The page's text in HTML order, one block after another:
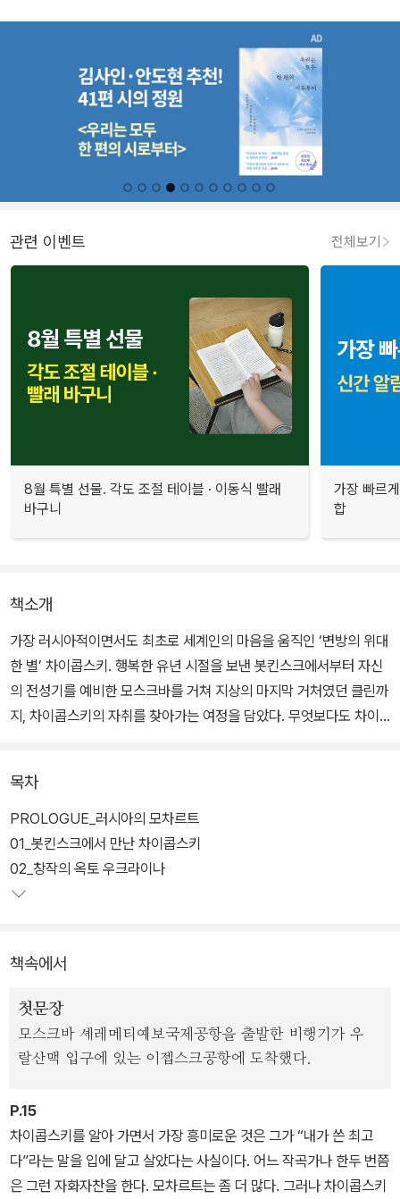
관련 이벤트 전체보기
8월 특별 선물. 각도 조절 테이블 · 이동식 빨래
바구니
가장 빠르
합
책소개
가장 러시아적이면서도 최초로 세계인의 마음을 움직인 ‘변방의 위대
한 별’ 차이콥스키. 행복한 유년 시절을 보낸 봇킨스크에서부터 자신
의 전성기를 예비한 모스크바를 거쳐 지상의 마지막 거처였던 클린까
지, 차이콥스키의 자취를 찾아가는 여정을 담았다. 무엇보다도 차이
게 한다.
저자는 차이콥스키가 우리가 잘 아는 인물 같지만 사실은 여전히 잘
모르는 노천 광산 같은 거장이라고 보았다. 그의 작품 중 '바이올린 협
주곡', '피아노 협주곡 제1번', 후기 교향곡, '백조의 호수', '호두까기 인
번' 같은 숨은 걸작에 좀 더 주목했다.
저자의 안내에 따라 우리는 차이콥스키의 보물 창고에 한층 친숙하게
다가가는 한편, 몹시 예민하면서도 가족과 친구에게 다정다감하고 쉼
없이 여행하면서도 오로지 작곡밖에 몰랐던 한 러시아 사내를 만나게
목차
PROLOGUE_러시아의 모차르트
01_봇킨스크에서 만난 차이콥스키
02_창작의 옥토 우크라이나
책속에서
첫문장
모스크바 셰레메티예보국제공항을 출발한 비행기가 우
랄산맥 입구에 있는 이젭스크공항에 도착했다.
P.15
차이콥스키를 알아 가면서 가장 흥미로운 것은 그가 “내가 쓴 최고
다”라는 말을 입에 달고 살았다는 사실이다. 어느 작곡가나 한두 번쯤
은 그런 자화자찬을 한다. 모차르트는 좀 더 많다. 그러나 차이콥스키